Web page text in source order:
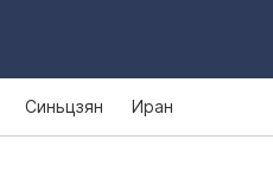
Синьцзян Иран